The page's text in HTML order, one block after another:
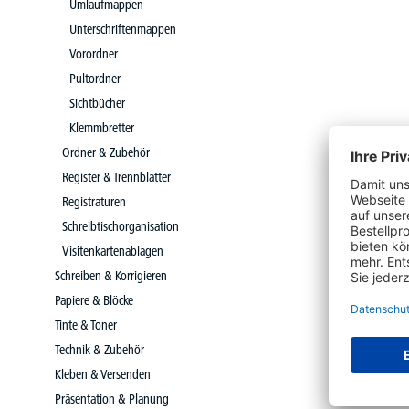
Umlaufmappen
Unterschriftenmappen
Vorordner
Pultordner
Sichtbücher
Klemmbretter
Ordner & Zubehör
Register & Trennblätter
Registraturen
Schreibtischorganisation
Visitenkartenablagen
Schreiben & Korrigieren
Papiere & Blöcke
Tinte & Toner
Technik & Zubehör
Kleben & Versenden
Präsentation & Planung